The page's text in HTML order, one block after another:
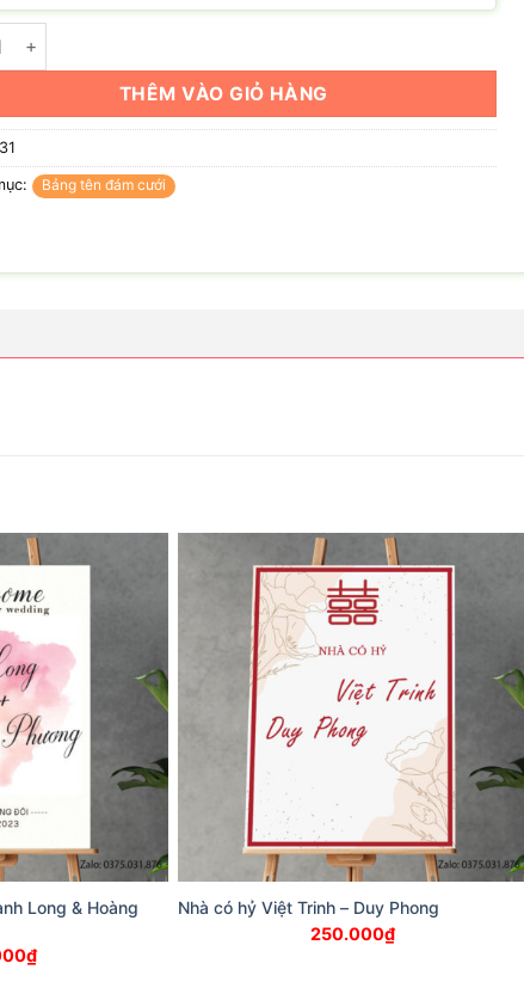
tên đám cưới: Nhật Anh & Thiên An số lượng
THÊM VÀO GIỎ HÀNG
Bảng tên đám cưới
Long & Hoàng
₫
Nhà có hỷ Việt Trinh – Duy Phong
250.000₫